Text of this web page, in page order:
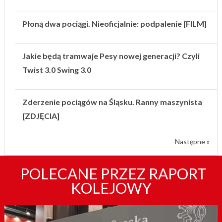
Płoną dwa pociągi. Nieoficjalnie: podpalenie [FILM]
Jakie będą tramwaje Pesy nowej generacji? Czyli
Twist 3.0 Swing 3.0
Zderzenie pociągów na Śląsku. Ranny maszynista
[ZDJĘCIA]
Następne »
POLECANE PRZEZ RAPORT
KOLEJOWY